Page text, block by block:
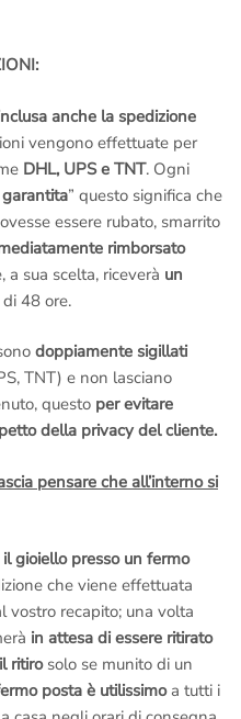
anche la spedizione
vengono effettuate per
DHL, UPS e TNT. Ogni
” questo significa che
essere rubato, smarrito
rimborsato
a sua scelta, riceverà un
di 48 ore.
doppiamente sigillati
TNT) e non lasciano
questo per evitare
della privacy del cliente.
pensare che all’interno si
il gioiello presso un fermo
che viene effettuata
vostro recapito; una volta
in attesa di essere ritirato
ritirosolo se munito di un
posta è utilissimoa tutti i